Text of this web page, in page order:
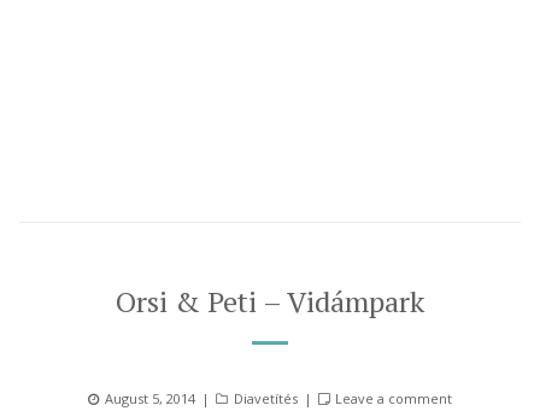
Orsi & Peti – Vidámpark
Posted
August 5, 2014 Categories
Diavetítés Leave a comment